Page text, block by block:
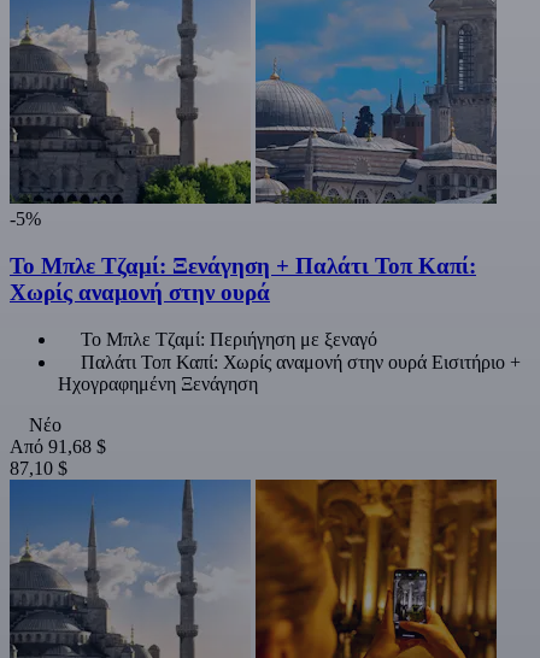
-5%
Το Μπλε Τζαμί: Ξενάγηση + Παλάτι Τοπ Καπί:
Χωρίς αναμονή στην ουρά
Το Μπλε Τζαμί: Περιήγηση με ξεναγό
Παλάτι Τοπ Καπί: Χωρίς αναμονή στην ουρά Εισιτήριο +
Ηχογραφημένη Ξενάγηση
Νέο
Από 91,68 $
87,10 $